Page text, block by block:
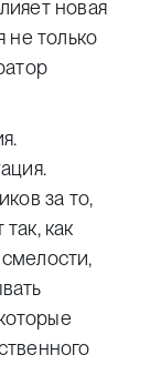
новая
не только
за то,
как